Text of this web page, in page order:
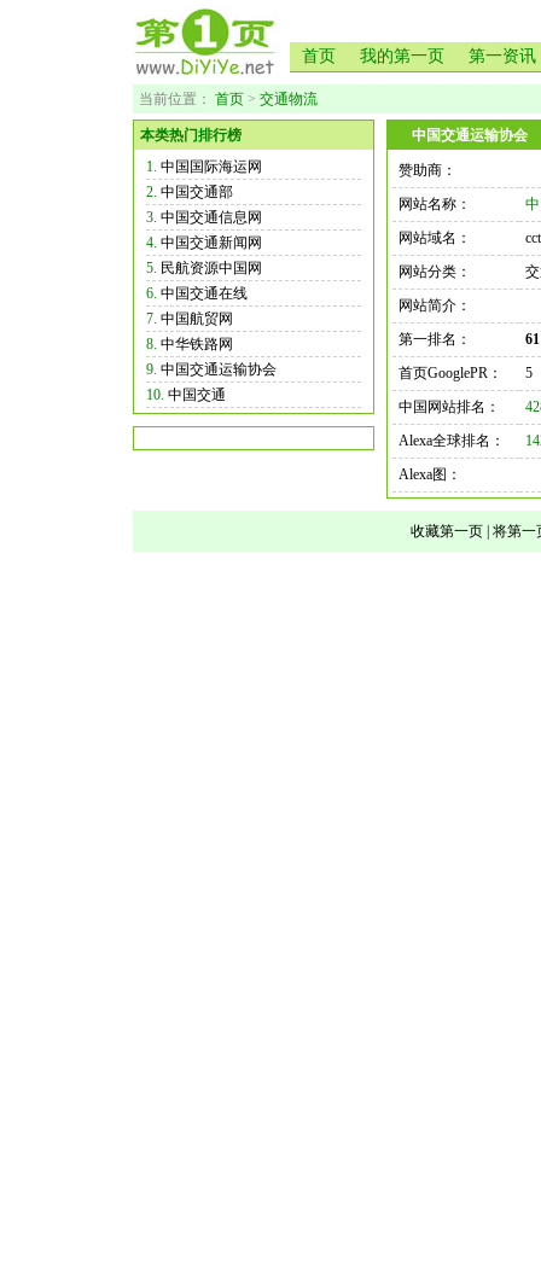
首页 我的第一页 第一资讯
当前位置： 首页 > 交通物流
本类热门排行榜
1. 中国国际海运网
2. 中国交通部
3. 中国交通信息网
4. 中国交通新闻网
5. 民航资源中国网
6. 中国交通在线
7. 中国航贸网
8. 中华铁路网
9. 中国交通运输协会
10. 中国交通
中国交通运输协会
赞助商：
网站名称：
网站域名：
网站分类：
网站简介：
第一排名：
61
首页GooglePR：
5
中国网站排名：
Alexa全球排名：
Alexa图：
收藏第一页 将第一